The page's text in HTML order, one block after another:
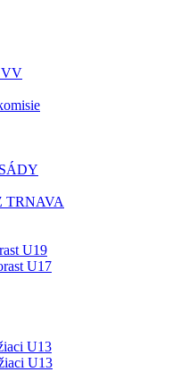
VV
TRNAVA
U19
U17
U13
U13